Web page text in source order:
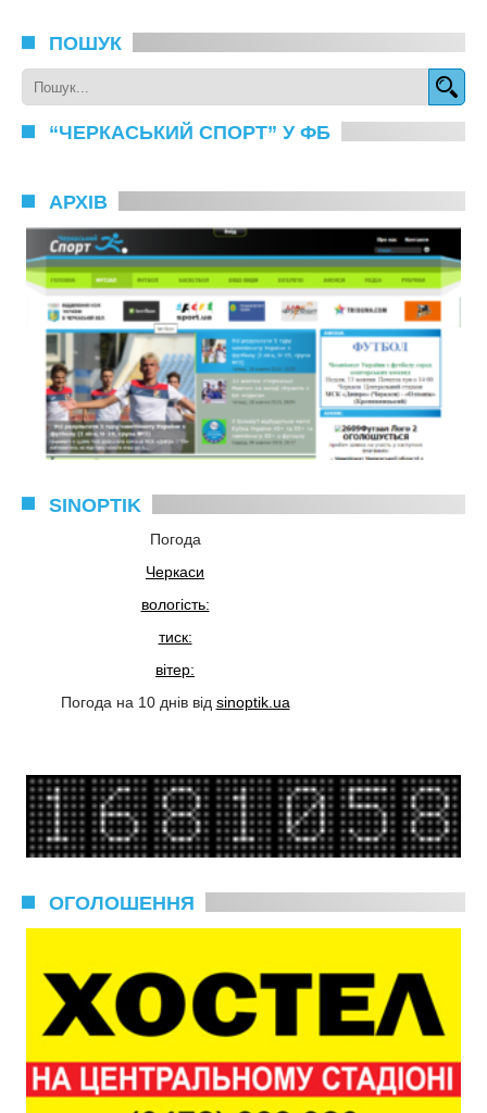
ПОШУК
“ЧЕРКАСЬКИЙ СПОРТ” У ФБ
АРХІВ
SINOPTIK
Погода
Черкаси
вологість:
тиск:
вітер:
Погода на 10 днів від sinoptik.ua
ОГОЛОШЕННЯ